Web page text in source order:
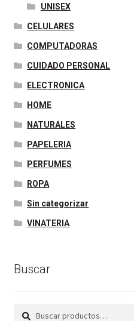
UNISEX
CELULARES
COMPUTADORAS
CUIDADO PERSONAL
ELECTRONICA
HOME
NATURALES
PAPELERIA
PERFUMES
ROPA
Sin categorizar
VINATERIA
Buscar
Buscar
Buscar